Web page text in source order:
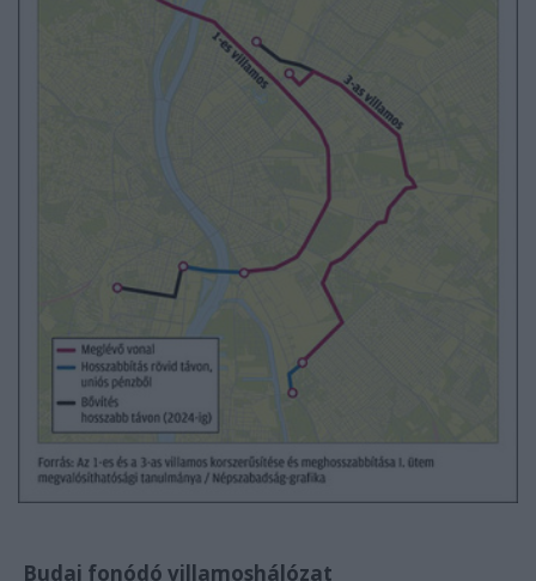
Budai fonódó villamoshálózat